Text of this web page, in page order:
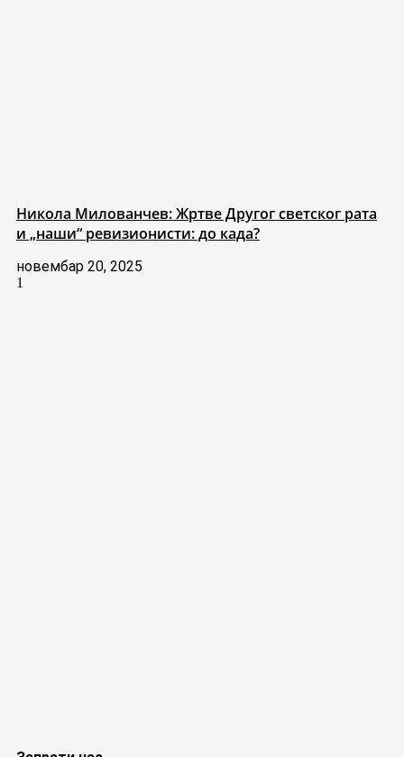
Никола Милованчев: Жртве Другог светског рата
и „наши“ ревизионисти: до када?
новембар 20, 2025